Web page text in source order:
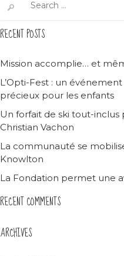
for:
RECENT POSTS
Mission accomplie… et
L’Opti-Fest : un
précieux pour les enfants
Un forfait de ski tout-inclus
Christian Vachon
La communauté se
Knowlton
La Fondation permet une
RECENT COMMENTS
ARCHIVES